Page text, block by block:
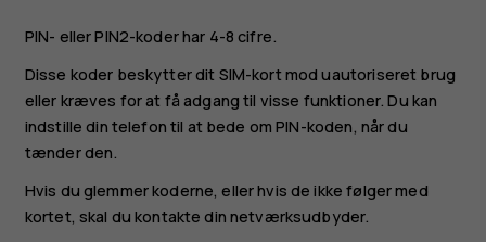
PIN- eller PIN2-koder har 4-8 cifre.
Disse koder beskytter dit SIM-kort mod uautoriseret brug
eller kræves for at få adgang til visse funktioner. Du kan
indstille din telefon til at bede om PIN-koden, når du
tænder den.
Hvis du glemmer koderne, eller hvis de ikke følger med
kortet, skal du kontakte din netværksudbyder.